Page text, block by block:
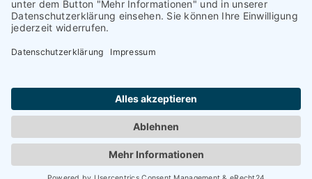
München
Nürnberg
Regensburg
Copyright Blanco y Negro 2024 | Powered by
Marketing